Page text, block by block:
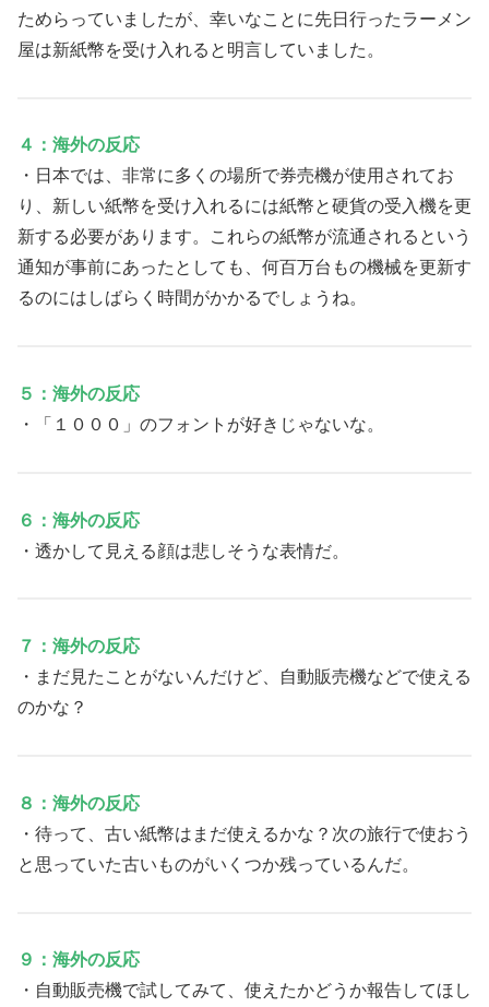
ためらっていましたが、幸いなことに先日行ったラーメン
屋は新紙幣を受け入れると明言していました。
４：海外の反応
・日本では、非常に多くの場所で券売機が使用されてお
り、新しい紙幣を受け入れるには紙幣と硬貨の受入機を更
新する必要があります。これらの紙幣が流通されるという
通知が事前にあったとしても、何百万台もの機械を更新す
るのにはしばらく時間がかかるでしょうね。
５：海外の反応
・「１０００」のフォントが好きじゃないな。
６：海外の反応
・透かして見える顔は悲しそうな表情だ。
７：海外の反応
・まだ見たことがないんだけど、自動販売機などで使える
のかな？
８：海外の反応
・待って、古い紙幣はまだ使えるかな？次の旅行で使おう
と思っていた古いものがいくつか残っているんだ。
９：海外の反応
・自動販売機で試してみて、使えたかどうか報告してほし